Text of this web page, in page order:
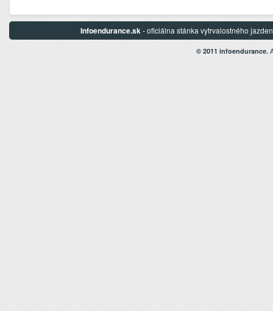
Infoendurance.sk - oficiálna stánka vytrvalostného
© 2011 infoendurance.